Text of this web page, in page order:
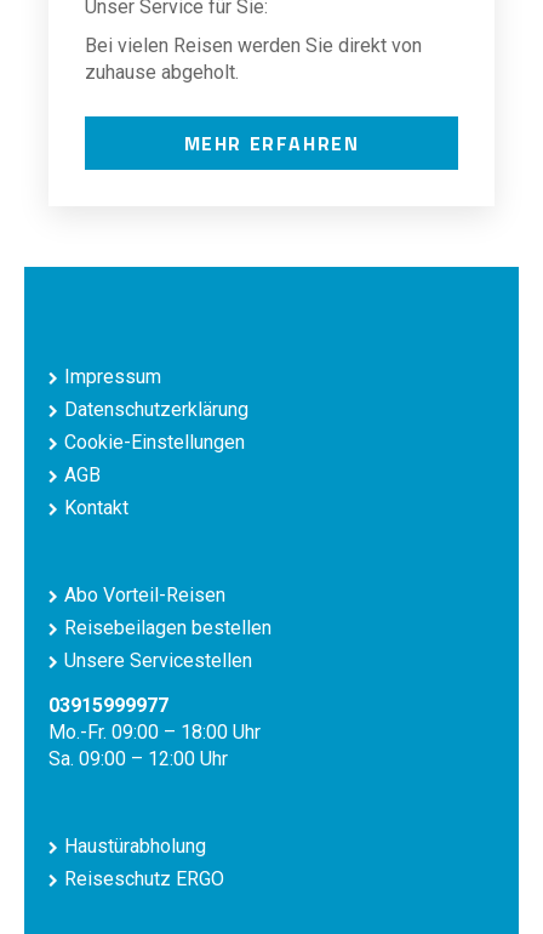
Unser Service für Sie:
Bei vielen Reisen werden Sie direkt von
zuhause abgeholt.
MEHR ERFAHREN
Impressum
Datenschutzerklärung
Cookie-Einstellungen
AGB
Kontakt
Abo Vorteil-Reisen
Reisebeilagen bestellen
Unsere Servicestellen
03915999977
Mo.-Fr. 09:00 – 18:00 Uhr
Sa. 09:00 – 12:00 Uhr
Haustürabholung
Reiseschutz ERGO